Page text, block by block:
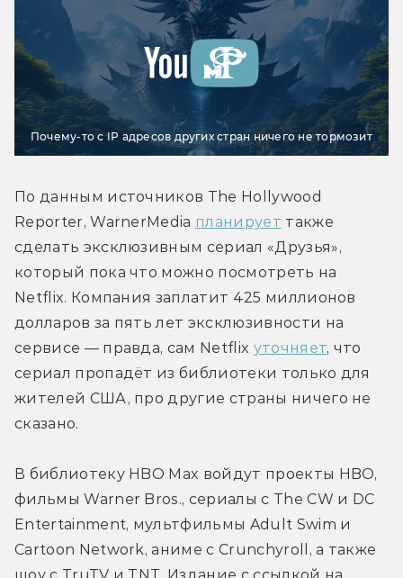
Почему-то с IP адресов других стран ничего не тормозит
По данным источников The Hollywood
Reporter, WarnerMedia планирует также
сделать эксклюзивным сериал «Друзья»,
который пока что можно посмотреть на
Netflix. Компания заплатит 425 миллионов
долларов за пять лет эксклюзивности на
сервисе — правда, сам Netflix уточняет, что
сериал пропадёт из библиотеки только для
жителей США, про другие страны ничего не
сказано.
В библиотеку HBO Max войдут проекты HBO,
фильмы Warner Bros., сериалы c The CW и DC
Entertainment, мультфильмы Adult Swim и
Cartoon Network, аниме с Crunchyroll, а также
шоу с TruTV и TNT. Издание с ссылкой на